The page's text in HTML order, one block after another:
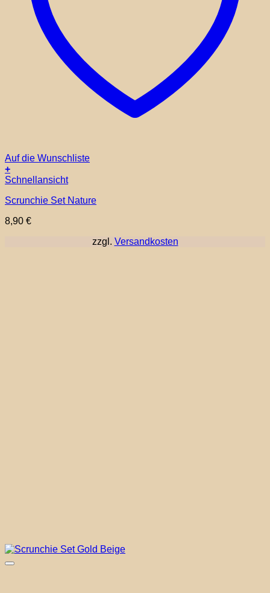
Auf die Wunschliste
+
Schnellansicht
Scrunchie Set Nature
8,90 €
zzgl. Versandkosten